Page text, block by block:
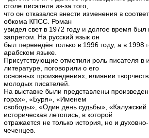
столе писателя из-за того,
что он отказался внести изменения в
обкома КПСС. Роман
увидел свет в 1972 году и долгое время
запретом. На русский язык он
был переведён только в 1996 году, а в 1998
арабском языке.
Присутствующие отметили роль писателя в
литературе, поговорили о его
основных произведениях, влиянии
молодых писателей.
На выставке были представлены
горах», «Буря», «Именем
свободы», «Один день судьбы»,
историческая летопись, в которой
отражается не только история, но и
чеченцев.